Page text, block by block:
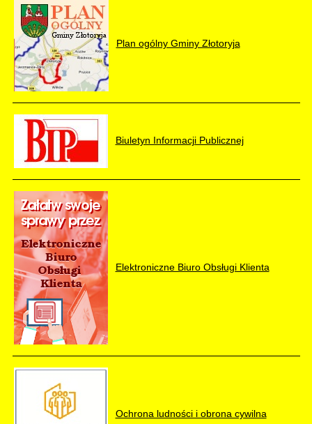
Plan ogólny Gminy Złotoryja
Biuletyn Informacji Publicznej
Elektroniczne Biuro Obsługi Klienta
Ochrona ludności i obrona cywilna